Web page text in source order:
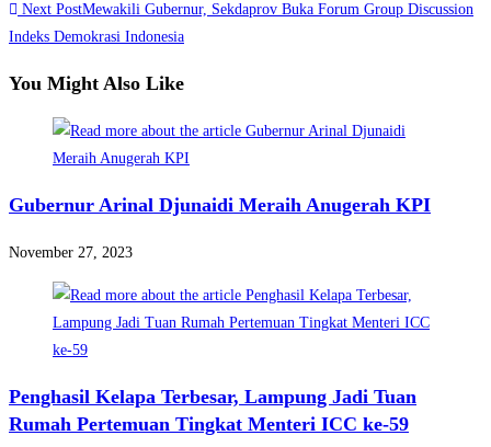
articles
Next PostMewakili Gubernur, Sekdaprov Buka Forum Group Discussion
Indeks Demokrasi Indonesia
You Might Also Like
Gubernur Arinal Djunaidi Meraih Anugerah KPI
November 27, 2023
Penghasil Kelapa Terbesar, Lampung Jadi Tuan
Rumah Pertemuan Tingkat Menteri ICC ke-59